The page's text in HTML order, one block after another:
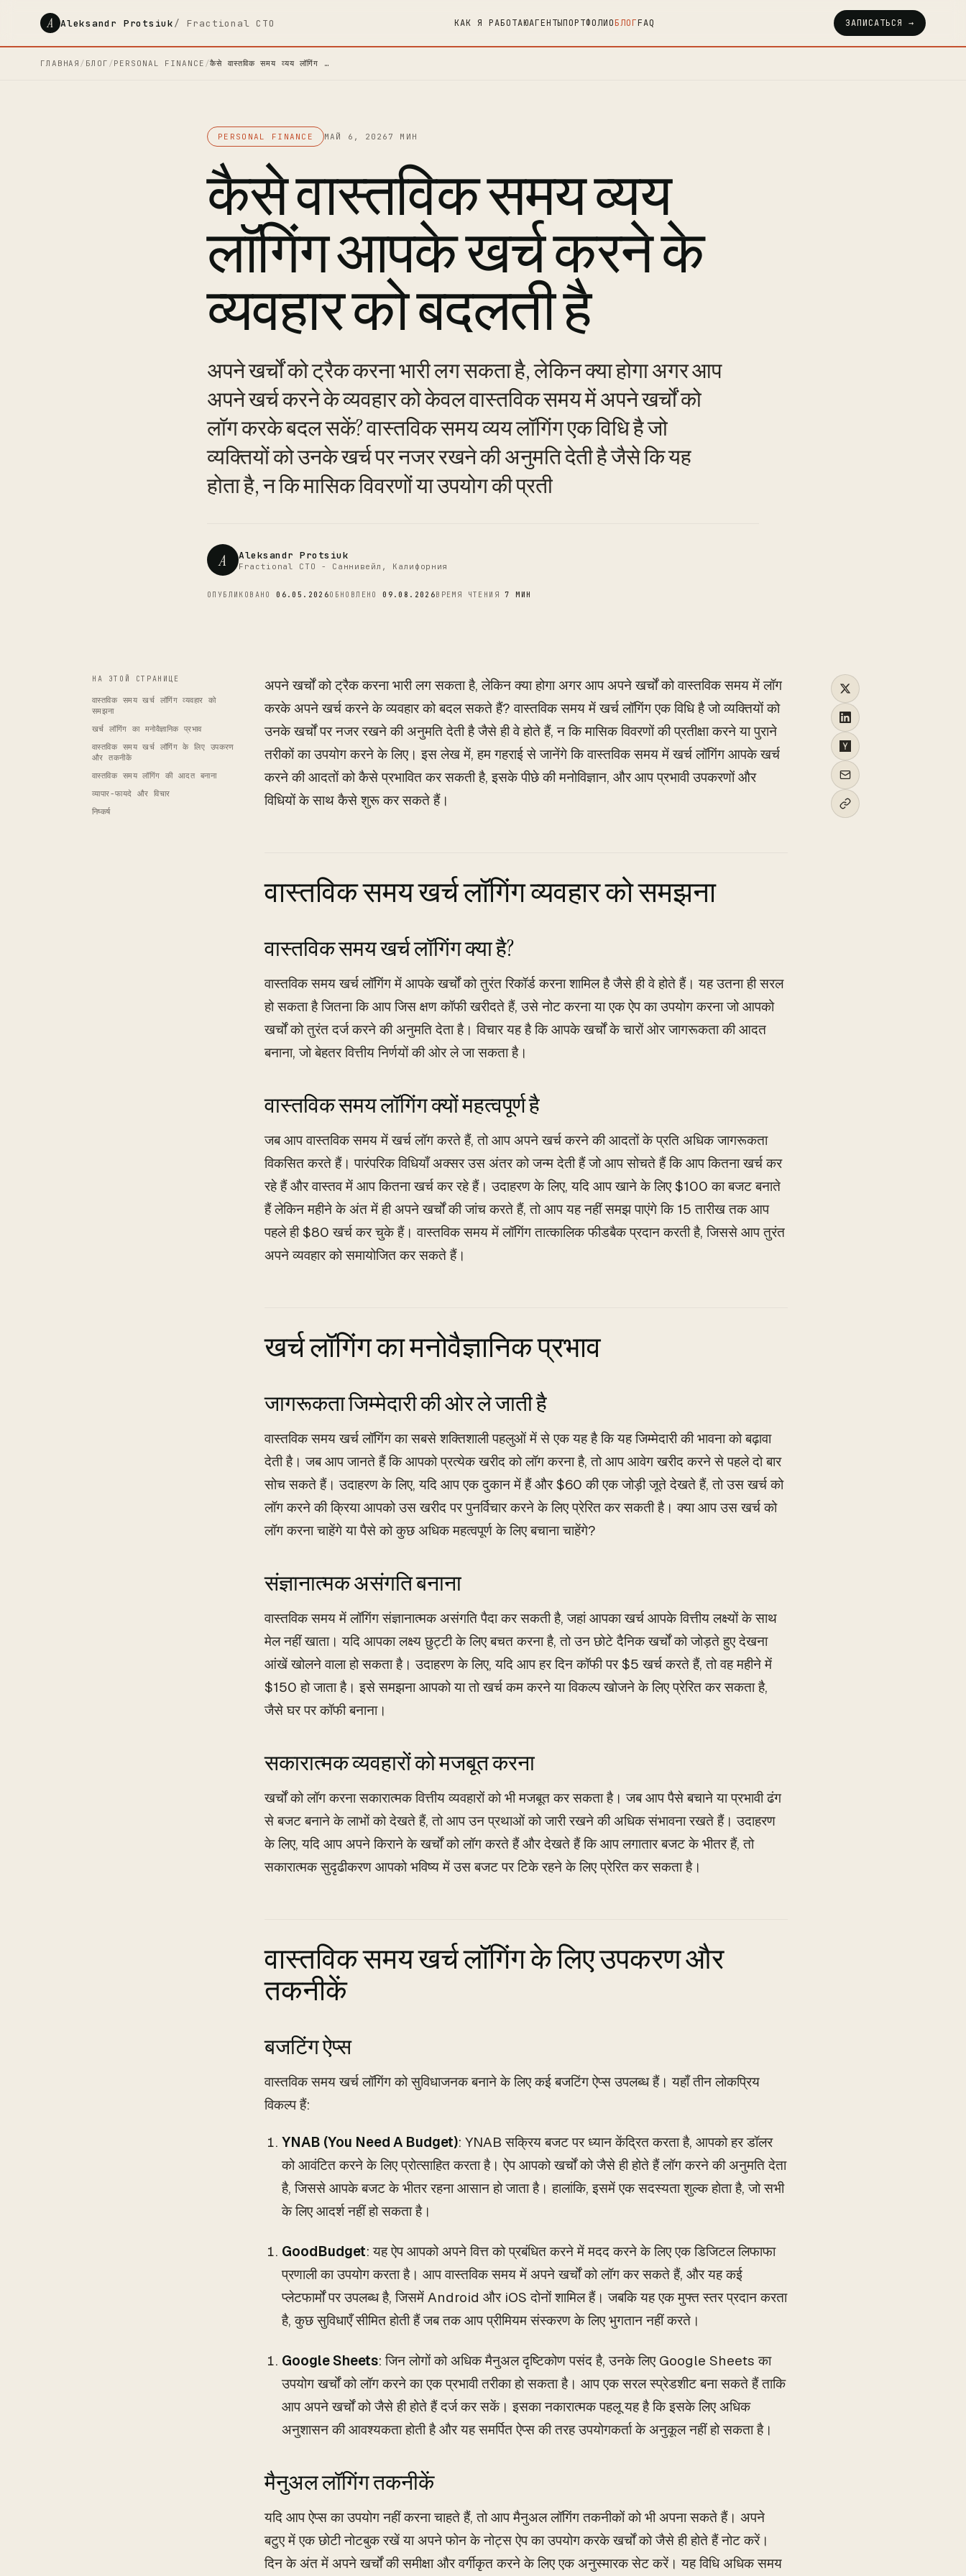
A Aleksandr Protsiuk/ Fractional CTO КАК Я РАБОТАЮАГЕНТЫПОРТФОЛИОБЛОГFAQ ЗАПИСАТЬСЯ →
ГЛАВНАЯ / БЛОГ /PERSONAL FINANCE /कैसे वास्तविक समय व्यय लॉगिंग …
PERSONAL FINANCE МАЙ 6, 2026 7 МИН
कैसे वास्तविक समय व्यय
लॉगिंग आपके खर्च करने के
व्यवहार को बदलती है
अपने खर्चों को ट्रैक करना भारी लग सकता है, लेकिन क्या होगा अगर आप
अपने खर्च करने के व्यवहार को केवल वास्तविक समय में अपने खर्चों को
लॉग करके बदल सकें? वास्तविक समय व्यय लॉगिंग एक विधि है जो
व्यक्तियों को उनके खर्च पर नजर रखने की अनुमति देती है जैसे कि यह
होता है, न कि मासिक विवरणों या उपयोग की प्रती
A Aleksandr Protsiuk
Fractional CTO - Саннивейл, Калифорния
ОПУБЛИКОВАНО06.05.2026ОБНОВЛЕНО09.08.2026ВРЕМЯ ЧТЕНИЯ7 МИН
CTO
НА ЭТОЙ СТРАНИЦЕ
वास्तविक समय खर्च लॉगिंग व्यवहार को
समझना
खर्च लॉगिंग का मनोवैज्ञानिक प्रभाव
वास्तविक समय खर्च लॉगिंग के लिए उपकरण
और तकनीकें
वास्तविक समय लॉगिंग की आदत बनाना
व्यापार-फायदे और विचार
निष्कर्ष
अपने खर्चों को ट्रैक करना भारी लग सकता है, लेकिन क्या होगा अगर आप अपने खर्चों को वास्तविक समय में लॉग
करके अपने खर्च करने के व्यवहार को बदल सकते हैं? वास्तविक समय में खर्च लॉगिंग एक विधि है जो व्यक्तियों को
उनके खर्चों पर नजर रखने की अनुमति देती है जैसे ही वे होते हैं, न कि मासिक विवरणों की प्रतीक्षा करने या पुराने
तरीकों का उपयोग करने के लिए। इस लेख में, हम गहराई से जानेंगे कि वास्तविक समय में खर्च लॉगिंग आपके खर्च
करने की आदतों को कैसे प्रभावित कर सकती है, इसके पीछे की मनोविज्ञान, और आप प्रभावी उपकरणों और
विधियों के साथ कैसे शुरू कर सकते हैं।
वास्तविक समय खर्च लॉगिंग व्यवहार को समझना
वास्तविक समय खर्च लॉगिंग क्या है?
वास्तविक समय खर्च लॉगिंग में आपके खर्चों को तुरंत रिकॉर्ड करना शामिल है जैसे ही वे होते हैं। यह उतना ही सरल
हो सकता है जितना कि आप जिस क्षण कॉफी खरीदते हैं, उसे नोट करना या एक ऐप का उपयोग करना जो आपको
खर्चों को तुरंत दर्ज करने की अनुमति देता है। विचार यह है कि आपके खर्चों के चारों ओर जागरूकता की आदत
बनाना, जो बेहतर वित्तीय निर्णयों की ओर ले जा सकता है।
वास्तविक समय लॉगिंग क्यों महत्वपूर्ण है
जब आप वास्तविक समय में खर्च लॉग करते हैं, तो आप अपने खर्च करने की आदतों के प्रति अधिक जागरूकता
विकसित करते हैं। पारंपरिक विधियाँ अक्सर उस अंतर को जन्म देती हैं जो आप सोचते हैं कि आप कितना खर्च कर
रहे हैं और वास्तव में आप कितना खर्च कर रहे हैं। उदाहरण के लिए, यदि आप खाने के लिए $100 का बजट बनाते
हैं लेकिन महीने के अंत में ही अपने खर्चों की जांच करते हैं, तो आप यह नहीं समझ पाएंगे कि 15 तारीख तक आप
पहले ही $80 खर्च कर चुके हैं। वास्तविक समय में लॉगिंग तात्कालिक फीडबैक प्रदान करती है, जिससे आप तुरंत
अपने व्यवहार को समायोजित कर सकते हैं।
खर्च लॉगिंग का मनोवैज्ञानिक प्रभाव
जागरूकता जिम्मेदारी की ओर ले जाती है
वास्तविक समय खर्च लॉगिंग का सबसे शक्तिशाली पहलुओं में से एक यह है कि यह जिम्मेदारी की भावना को बढ़ावा
देती है। जब आप जानते हैं कि आपको प्रत्येक खरीद को लॉग करना है, तो आप आवेग खरीद करने से पहले दो बार
सोच सकते हैं। उदाहरण के लिए, यदि आप एक दुकान में हैं और $60 की एक जोड़ी जूते देखते हैं, तो उस खर्च को
लॉग करने की क्रिया आपको उस खरीद पर पुनर्विचार करने के लिए प्रेरित कर सकती है। क्या आप उस खर्च को
लॉग करना चाहेंगे या पैसे को कुछ अधिक महत्वपूर्ण के लिए बचाना चाहेंगे?
संज्ञानात्मक असंगति बनाना
वास्तविक समय में लॉगिंग संज्ञानात्मक असंगति पैदा कर सकती है, जहां आपका खर्च आपके वित्तीय लक्ष्यों के साथ
मेल नहीं खाता। यदि आपका लक्ष्य छुट्टी के लिए बचत करना है, तो उन छोटे दैनिक खर्चों को जोड़ते हुए देखना
आंखें खोलने वाला हो सकता है। उदाहरण के लिए, यदि आप हर दिन कॉफी पर $5 खर्च करते हैं, तो वह महीने में
$150 हो जाता है। इसे समझना आपको या तो खर्च कम करने या विकल्प खोजने के लिए प्रेरित कर सकता है,
जैसे घर पर कॉफी बनाना।
सकारात्मक व्यवहारों को मजबूत करना
खर्चों को लॉग करना सकारात्मक वित्तीय व्यवहारों को भी मजबूत कर सकता है। जब आप पैसे बचाने या प्रभावी ढंग
से बजट बनाने के लाभों को देखते हैं, तो आप उन प्रथाओं को जारी रखने की अधिक संभावना रखते हैं। उदाहरण
के लिए, यदि आप अपने किराने के खर्चों को लॉग करते हैं और देखते हैं कि आप लगातार बजट के भीतर हैं, तो
सकारात्मक सुदृढीकरण आपको भविष्य में उस बजट पर टिके रहने के लिए प्रेरित कर सकता है।
वास्तविक समय खर्च लॉगिंग के लिए उपकरण और
तकनीकें
बजटिंग ऐप्स
वास्तविक समय खर्च लॉगिंग को सुविधाजनक बनाने के लिए कई बजटिंग ऐप्स उपलब्ध हैं। यहाँ तीन लोकप्रिय
विकल्प हैं:
YNAB (You Need A Budget): YNAB सक्रिय बजट पर ध्यान केंद्रित करता है, आपको हर डॉलर
को आवंटित करने के लिए प्रोत्साहित करता है। ऐप आपको खर्चों को जैसे ही होते हैं लॉग करने की अनुमति देता
है, जिससे आपके बजट के भीतर रहना आसान हो जाता है। हालांकि, इसमें एक सदस्यता शुल्क होता है, जो सभी
के लिए आदर्श नहीं हो सकता है।
GoodBudget: यह ऐप आपको अपने वित्त को प्रबंधित करने में मदद करने के लिए एक डिजिटल लिफाफा
प्रणाली का उपयोग करता है। आप वास्तविक समय में अपने खर्चों को लॉग कर सकते हैं, और यह कई
प्लेटफार्मों पर उपलब्ध है, जिसमें Android और iOS दोनों शामिल हैं। जबकि यह एक मुफ्त स्तर प्रदान करता
है, कुछ सुविधाएँ सीमित होती हैं जब तक आप प्रीमियम संस्करण के लिए भुगतान नहीं करते।
Google Sheets: जिन लोगों को अधिक मैनुअल दृष्टिकोण पसंद है, उनके लिए Google Sheets का
उपयोग खर्चों को लॉग करने का एक प्रभावी तरीका हो सकता है। आप एक सरल स्प्रेडशीट बना सकते हैं ताकि
आप अपने खर्चों को जैसे ही होते हैं दर्ज कर सकें। इसका नकारात्मक पहलू यह है कि इसके लिए अधिक
अनुशासन की आवश्यकता होती है और यह समर्पित ऐप्स की तरह उपयोगकर्ता के अनुकूल नहीं हो सकता है।
मैनुअल लॉगिंग तकनीकें
यदि आप ऐप्स का उपयोग नहीं करना चाहते हैं, तो आप मैनुअल लॉगिंग तकनीकों को भी अपना सकते हैं। अपने
बटुए में एक छोटी नोटबुक रखें या अपने फोन के नोट्स ऐप का उपयोग करके खर्चों को जैसे ही होते हैं नोट करें।
दिन के अंत में अपने खर्चों की समीक्षा और वर्गीकृत करने के लिए एक अनुस्मारक सेट करें। यह विधि अधिक समय